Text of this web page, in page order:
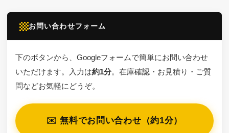
お問い合わせフォーム
下のボタンから、Googleフォームで簡単にお問い合わせ
いただけます。入力は約1分。在庫確認・お見積り・ご質
問などお気軽にどうぞ。
✉️ 無料でお問い合わせ（約1分）